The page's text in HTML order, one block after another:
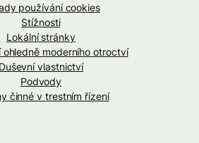
používání cookies
Stížnosti
Lokální stránky
ohledně moderního otroctví
Duševní vlastnictví
Podvody
činné v trestním řízení